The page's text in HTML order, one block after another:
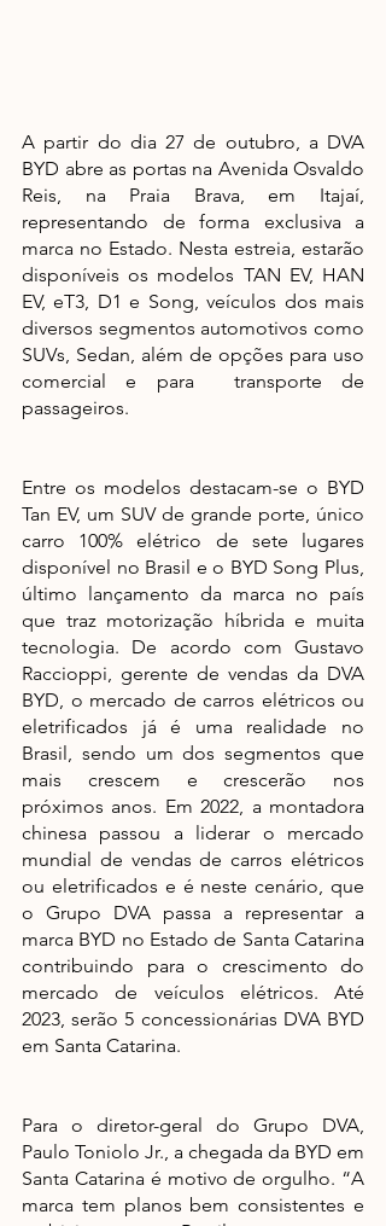
A partir do dia 27 de outubro, a DVA
BYD abre as portas na Avenida Osvaldo
Reis, na Praia Brava, em Itajaí,
representando de forma exclusiva a
marca no Estado. Nesta estreia, estarão
disponíveis os modelos TAN EV, HAN
EV, eT3, D1 e Song, veículos dos mais
diversos segmentos automotivos como
SUVs, Sedan, além de opções para uso
comercial e para  transporte de
passageiros.
Entre os modelos destacam-se o BYD
Tan EV, um SUV de grande porte, único
carro 100% elétrico de sete lugares
disponível no Brasil e o BYD Song Plus,
último lançamento da marca no país
que traz motorização híbrida e muita
tecnologia. De acordo com Gustavo
Raccioppi, gerente de vendas da DVA
BYD, o mercado de carros elétricos ou
eletrificados já é uma realidade no
Brasil, sendo um dos segmentos que
mais crescem e crescerão nos
próximos anos. Em 2022, a montadora
chinesa passou a liderar o mercado
mundial de vendas de carros elétricos
ou eletrificados e é neste cenário, que
o Grupo DVA passa a representar a
marca BYD no Estado de Santa Catarina
contribuindo para o crescimento do
mercado de veículos elétricos. Até
2023, serão 5 concessionárias DVA BYD
em Santa Catarina.
Para o diretor-geral do Grupo DVA,
Paulo Toniolo Jr., a chegada da BYD em
Santa Catarina é motivo de orgulho. “A
marca tem planos bem consistentes e